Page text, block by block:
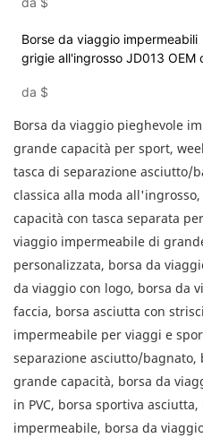
Borse da viaggio impermeabili
grigie all'ingrosso JD013 OEM
escursionismo, kayak,
chiusura arrotolabile, zaino
asciutto, borsa impermeabile
sport acquatici e attività
da $
Borsa da viaggio pieghevole
grande capacità per sport,
tasca di separazione asciutto/
classica alla moda
capacità con tasca separata
viaggio impermeabile di
personalizzata, borsa da
da viaggio con logo, borsa da
faccia, borsa asciutta con
impermeabile per viaggi e
separazione asciutto/bagnato,
grande capacità, borsa da
in PVC, borsa sportiva
impermeabile, borsa da